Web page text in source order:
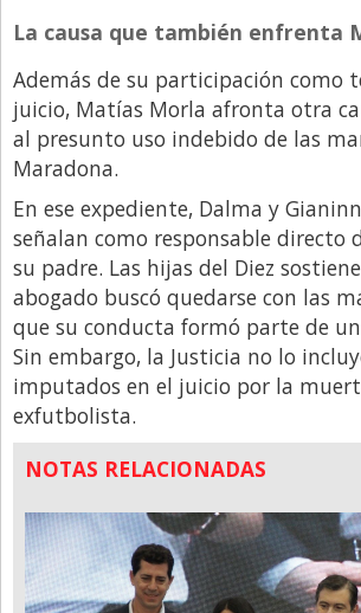
La causa que también enfrenta
Además de su participación como
juicio, Matías Morla afronta otra
al presunto uso indebido de las
Maradona.
En ese expediente, Dalma y
señalan como responsable directo
su padre. Las hijas del Diez
abogado buscó quedarse con las
que su conducta formó parte de
Sin embargo, la Justicia no lo
imputados en el juicio por la
exfutbolista.
NOTAS RELACIONADAS